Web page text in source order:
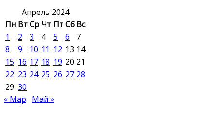
Апрель 2024
Пн ВтСр Чт ПтСб Вс
1
2 3 4 5 6
7
8
9 10 11 12 13 14
15 16 17 18 19 20 21
22 23 24 25 26 27 28
29 30
« Мар
Май »